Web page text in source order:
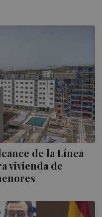
de la Línea
vivienda de